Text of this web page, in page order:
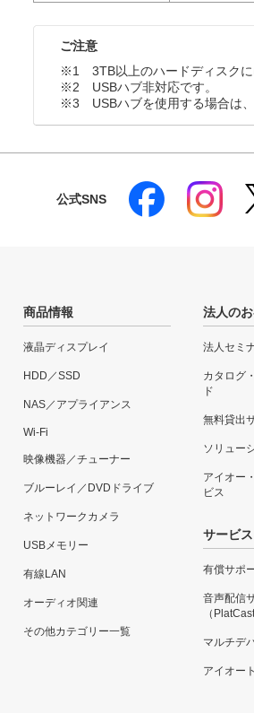
ご注意
※1 3TB以上のハードディスクに
※2 USBハブ非対応です。
※3 USBハブを使用する場合は
公式SNS
商品情報
液晶ディスプレイ
HDD／SSD
NAS／アプライアンス
Wi-Fi
映像機器／チューナー
ブルーレイ／DVDドライブ
ネットワークカメラ
USBメモリー
有線LAN
オーディオ関連
その他カテゴリー一覧
法人の
法人セミ
カタログ
ド
無料貸出
ソリュー
アイオー
ビス
サービス
有償サポ
音声配信
（PlatCast
マルチデ
アイオー